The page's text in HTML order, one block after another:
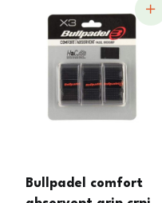
Bullpadel comfort